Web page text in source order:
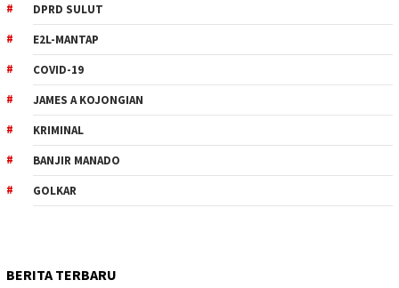
DPRD SULUT
E2L-MANTAP
COVID-19
JAMES A KOJONGIAN
KRIMINAL
BANJIR MANADO
GOLKAR
BERITA TERBARU